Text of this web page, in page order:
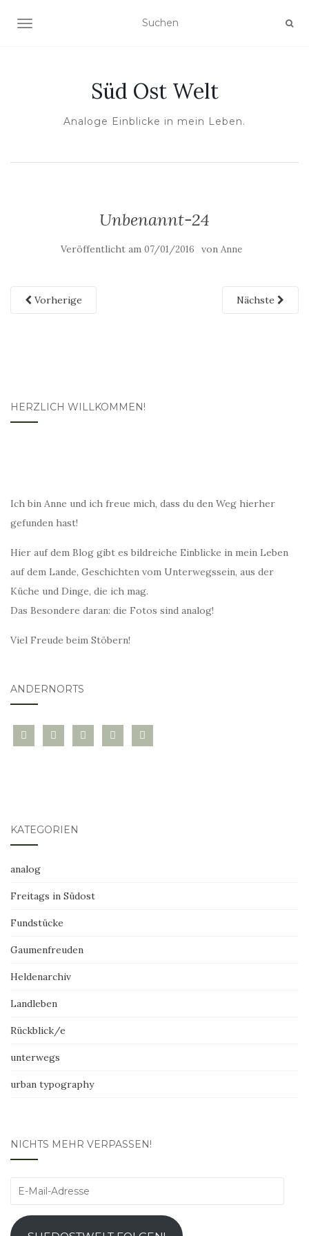
NAVIGATION UMSCHALTEN
Süd Ost Welt
Analoge Einblicke in mein Leben.
Unbenannt-24
Veröffentlicht am 07/01/2016 von Anne
Vorherige Nächste
HERZLICH WILLKOMMEN!
Ich bin Anne und ich freue mich, dass du den Weg hierher
gefunden hast!
Hier auf dem Blog gibt es bildreiche Einblicke in mein Leben
auf dem Lande, Geschichten vom Unterwegssein, aus der
Küche und Dinge, die ich mag.
Das Besondere daran: die Fotos sind analog!
Viel Freude beim Stöbern!
ANDERNORTS
bloglovininstagramtwitter pinterest
mail
KATEGORIEN
analog
Freitags in Südost
Fundstücke
Gaumenfreuden
Heldenarchiv
Landleben
Rückblick/e
unterwegs
urban typography
NICHTS MEHR VERPASSEN!
E-
Adresse